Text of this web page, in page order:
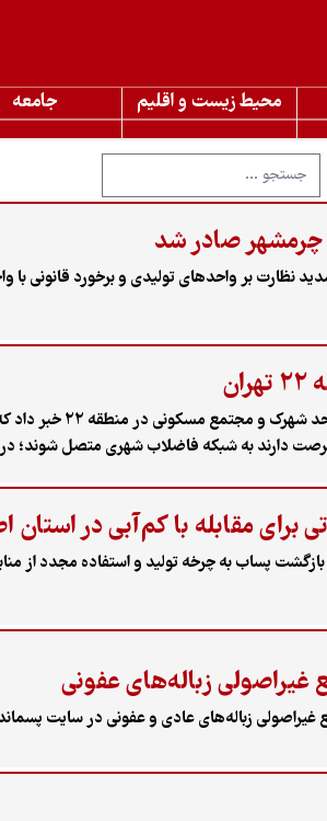
محیط زیست و اقلیم جامعه
چرمشهر صادر شد
بر واحدهای تولیدی و برخورد قانونی با
سرپرست اداره حفاظت
دارند به شبکه فاضلاب شهری متصل شوند؛
مقابله با کم‌آبی در استان
پساب به چرخه تولید و استفاده مجدد از
غیراصولی زباله‌های عفونی
زباله‌های عادی و عفونی در سایت